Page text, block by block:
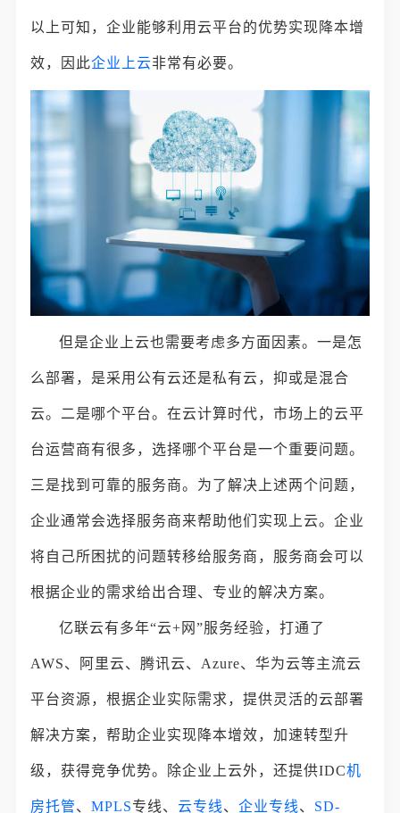
以上可知，企业能够利用云平台的优势实现降本增
效，因此企业上云非常有必要。
但是企业上云也需要考虑多方面因素。一是怎
么部署，是采用公有云还是私有云，抑或是混合
云。二是哪个平台。在云计算时代，市场上的云平
台运营商有很多，选择哪个平台是一个重要问题。
三是找到可靠的服务商。为了解决上述两个问题，
企业通常会选择服务商来帮助他们实现上云。企业
将自己所困扰的问题转移给服务商，服务商会可以
根据企业的需求给出合理、专业的解决方案。
亿联云有多年“云+网”服务经验，打通了
AWS、阿里云、腾讯云、Azure、华为云等主流云
平台资源，根据企业实际需求，提供灵活的云部署
解决方案，帮助企业实现降本增效，加速转型升
级，获得竞争优势。除企业上云外，还提供IDC机
房托管、MPLS专线、云专线、企业专线、 SD-